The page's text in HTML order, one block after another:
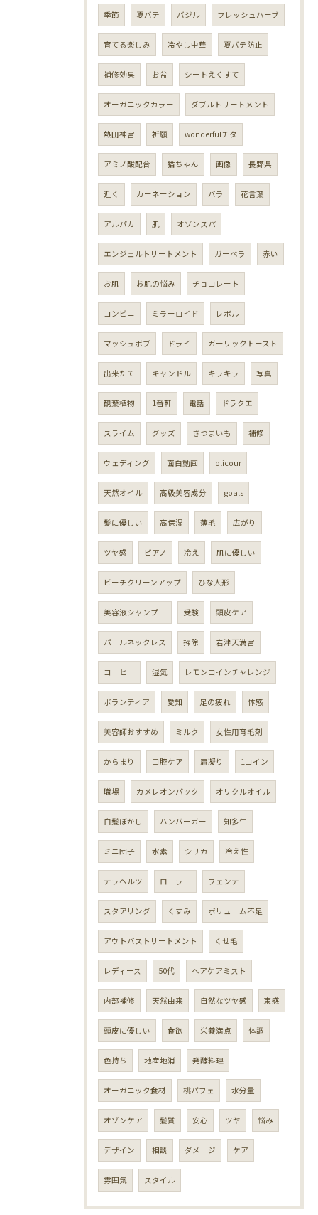
季節 夏バテ バジル フレッシュハーブ
育てる楽しみ 冷やし中華 夏バテ防止
補修効果 お盆 シートえくすて
オーガニックカラー ダブルトリートメント
熱田神宮 祈願 wonderfulチタ
アミノ酸配合 猫ちゃん 画像 長野県
近く カーネーション バラ 花言葉
アルパカ 肌 オゾンスパ
エンジェルトリートメント ガーベラ 赤い
お肌 お肌の悩み チョコレート
コンビニ ミラーロイド レボル
マッシュボブ ドライ ガーリックトースト
出来たて キャンドル キラキラ 写真
観葉植物 1番軒 電話 ドラクエ
スライム グッズ さつまいも 補修
ウェディング 面白動画 olicour
天然オイル 高級美容成分 goals
髪に優しい 高保湿 薄毛 広がり
ツヤ感 ピアノ 冷え 肌に優しい
ビーチクリーンアップ ひな人形
美容液シャンプー 受験 頭皮ケア
パールネックレス 掃除 岩津天満宮
コーヒー 湿気 レモンコインチャレンジ
ボランティア 愛知 足の疲れ 体感
美容師おすすめ ミルク 女性用育毛剤
からまり 口腔ケア 肩凝り 1コイン
職場 カメレオンパック オリクルオイル
白髪ぼかし ハンバーガー 知多牛
ミニ団子 水素 シリカ 冷え性
テラヘルツ ローラー フェンテ
スタアリング くすみ ボリューム不足
アウトバストリートメント くせ毛
レディース 50代 ヘアケアミスト
内部補修 天然由来 自然なツヤ感 束感
頭皮に優しい 食欲 栄養満点 体調
色持ち 地産地消 発酵料理
オーガニック食材 桃パフェ 水分量
オゾンケア 髪質 安心 ツヤ 悩み
デザイン 相談 ダメージ ケア
雰囲気 スタイル